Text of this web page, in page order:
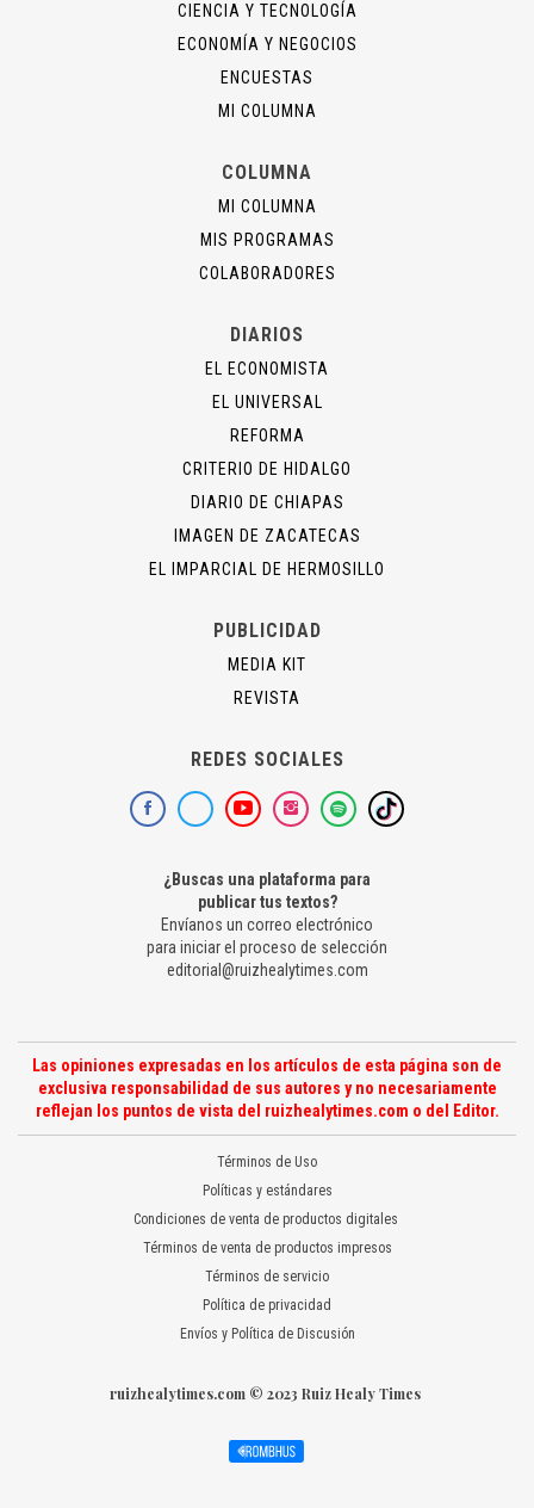
CIENCIA Y TECNOLOGÍA
ECONOMÍA Y NEGOCIOS
ENCUESTAS
MI COLUMNA
COLUMNA
MI COLUMNA
MIS PROGRAMAS
COLABORADORES
DIARIOS
EL ECONOMISTA
EL UNIVERSAL
REFORMA
CRITERIO DE HIDALGO
DIARIO DE CHIAPAS
IMAGEN DE ZACATECAS
EL IMPARCIAL DE HERMOSILLO
PUBLICIDAD
MEDIA KIT
REVISTA
REDES SOCIALES
¿Buscas una plataforma para
publicar tus textos?
Envíanos un correo electrónico
para iniciar el proceso de selección
editorial@ruizhealytimes.com
Las opiniones expresadas en los artículos de esta página son de
exclusiva responsabilidad de sus autores y no necesariamente
reflejan los puntos de vista del ruizhealytimes.com o del Editor.
Términos de Uso
Políticas y estándares
Condiciones de venta de productos digitales
Términos de venta de productos impresos
Términos de servicio
Política de privacidad
Envíos y Política de Discusión
ruizhealytimes.com © 2023 Ruiz Healy Times